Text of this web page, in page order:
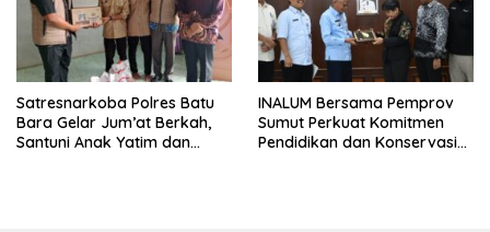
Satresnarkoba Polres Batu
Bara Gelar Jum’at Berkah,
Santuni Anak Yatim dan
INALUM Bersama Pemprov
Sumut Perkuat Komitmen
Pendidikan dan Konservasi